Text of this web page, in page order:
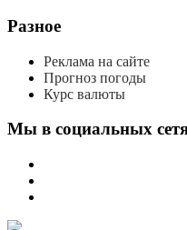
Разное
Реклама на сайте
Прогноз погоды
Курс валюты
Мы в социальных